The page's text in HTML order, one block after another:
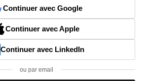
Continuer avec Google
Continuer avec Apple
Continuer avec LinkedIn
ou par email